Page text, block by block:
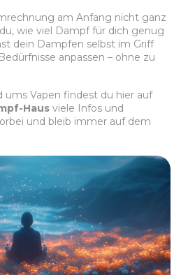
am Anfang nicht ganz
wie viel Dampf für dich genug
dein Dampfen selbst im Griff
anpassen – ohne zu
ums Vapen findest du hier auf
Haus viele Infos und
und bleib immer auf dem